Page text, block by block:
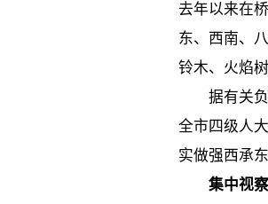
去年以来在
东、西南、
铃木、火焰
据有关
全市四级人
实做强西承
集中视